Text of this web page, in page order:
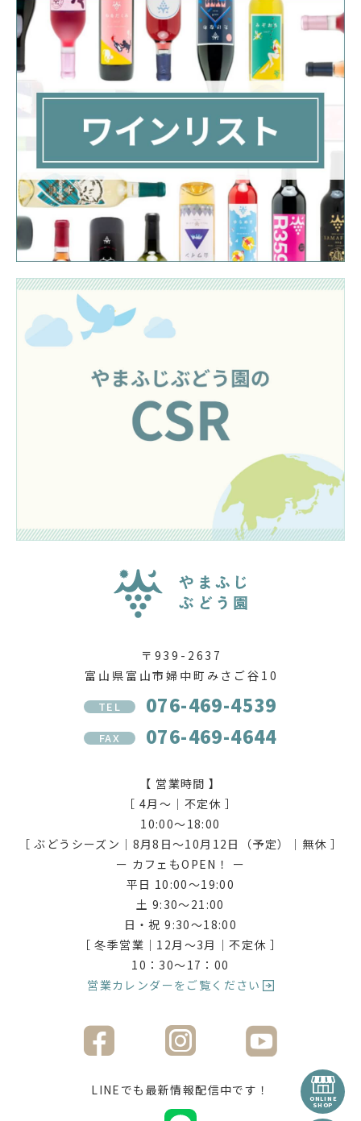
ONLINE
SHOP
〒939-2637
富山県富山市婦中町みさご谷10
TEL 076-469-4539
FAX 076-469-4644
【 営業時間 】
［ 4月〜｜不定休 ］
10:00〜18:00
［ ぶどうシーズン｜8月8日〜10月12日（予定）｜無休 ］
ー カフェもOPEN！ ー
平日 10:00〜19:00
土 9:30〜21:00
日・祝 9:30〜18:00
［ 冬季営業｜12月〜3月｜不定休 ］
10：30〜17：00
営業カレンダーをご覧ください
LINEでも最新情報配信中です！